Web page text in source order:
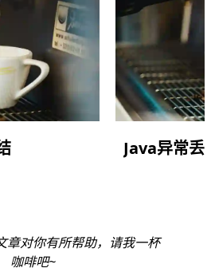
Java异常丢
章对你有所帮助，请我一杯
咖啡吧~